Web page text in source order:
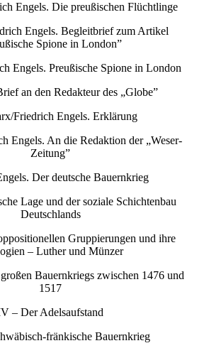
Engels. Die preußischen Flüchtlinge
Engels. Begleitbrief zum Artikel
Spione in London”
Engels. Preußische Spione in London
an den Redakteur des „Globe”
Friedrich Engels. Erklärung
Engels. An die Redaktion der „Weser-
Zeitung”
Der deutsche Bauernkrieg
Lage und der soziale Schichtenbau
Deutschlands
Gruppierungen und ihre
– Luther und Münzer
Bauernkriegs zwischen 1476 und
1517
– Der Adelsaufstand
fränkische Bauernkrieg